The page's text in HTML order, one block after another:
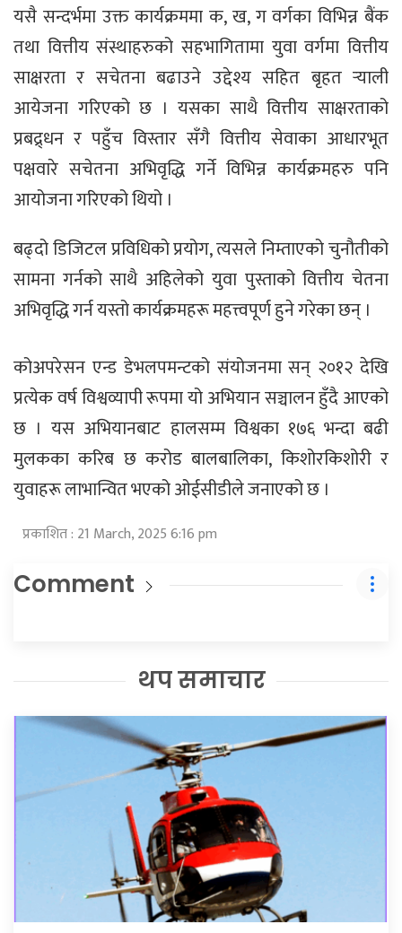
यसै सन्दर्भमा उक्त कार्यक्रममा क, ख, ग वर्गका विभिन्न बैंक
तथा वित्तीय संस्थाहरुको सहभागितामा युवा वर्गमा वित्तीय
साक्षरता र सचेतना बढाउने उद्देश्य सहित बृहत र्‍याली
आयेजना गरिएको छ । यसका साथै वित्तीय साक्षरताको
प्रबद्र्धन र पहुँच विस्तार सँगै वित्तीय सेवाका आधारभूत
पक्षवारे सचेतना अभिवृद्धि गर्ने विभिन्न कार्यक्रमहरु पनि
आयोजना गरिएको थियो ।
बढ्दो डिजिटल प्रविधिको प्रयोग, त्यसले निम्ताएको चुनौतीको
सामना गर्नको साथै अहिलेको युवा पुस्ताको वित्तीय चेतना
अभिवृद्धि गर्न यस्तो कार्यक्रमहरू महत्त्वपूर्ण हुने गरेका छन् ।
कोअपरेसन एन्ड डेभलपमन्टको संयोजनमा सन् २०१२ देखि
प्रत्येक वर्ष विश्वव्यापी रूपमा यो अभियान सञ्चालन हुँदै आएको
छ । यस अभियानबाट हालसम्म विश्वका १७६ भन्दा बढी
मुलकका करिब छ करोड बालबालिका, किशोरकिशोरी र
युवाहरू लाभान्वित भएको ओईसीडीले जनाएको छ ।
प्रकाशित : 21 March, 2025 6:16 pm
Comment
थप समाचार